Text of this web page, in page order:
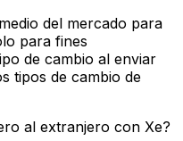
del mercado para
para fines
de cambio al enviar
tipos de cambio de
al extranjero con Xe?